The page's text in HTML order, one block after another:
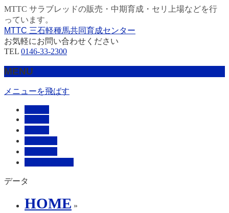
MTTC サラブレッドの販売・中期育成・セリ上場などを行
っています。
MTTC 三石軽種馬共同育成センター
お気軽にお問い合わせください
TEL 0146-33-2300
MENU
メニューを飛ばす
データ
HOME »